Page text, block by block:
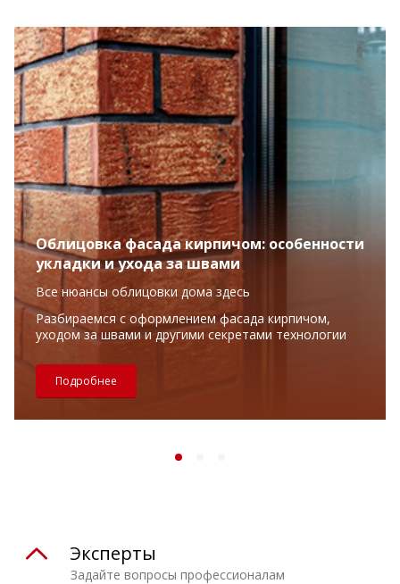
Облицовка фасада кирпичом: особенности
укладки и ухода за швами
Все нюансы облицовки дома здесь
Разбираемся с оформлением фасада кирпичом,
уходом за швами и другими секретами технологии
Подробнее
Задайте вопросы профессионалам
Эксперты